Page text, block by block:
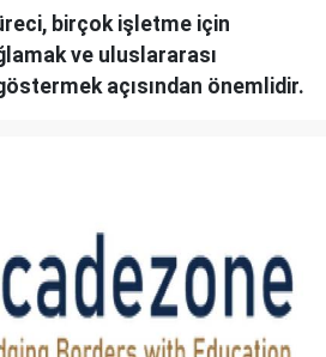
birçok işletme için
ve uluslararası
açısından önemlidir.